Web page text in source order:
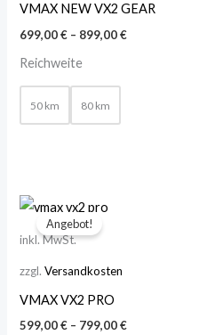
VMAX NEW VX2 GEAR
699,00€ – 899,00€
Reichweite
50 km 80 km
Angebot!
inkl. MwSt.
zzgl.Versandkosten
VMAX VX2 PRO
599,00€ – 799,00€